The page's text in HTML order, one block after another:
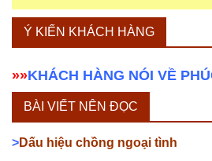
Ý KIẾN KHÁCH HÀNG
»»KHÁCH HÀNG NÓI VỀ
BÀI VIẾT NÊN ĐỌC
>Dấu hiệu chồng ngoại tình